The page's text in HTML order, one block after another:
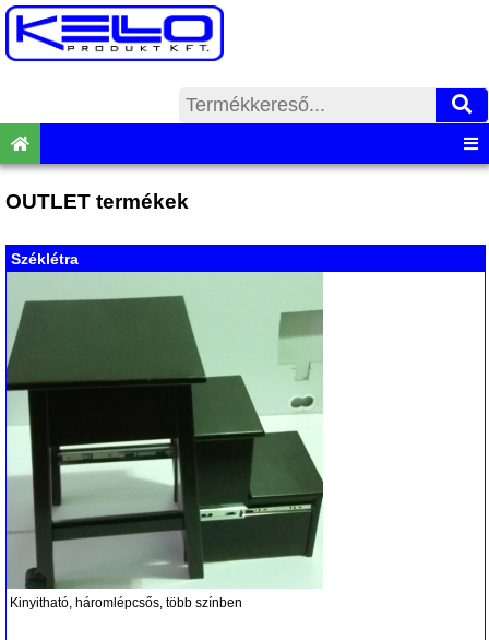
OUTLET termékek
Széklétra
Kinyitható, háromlépcsős, több színben